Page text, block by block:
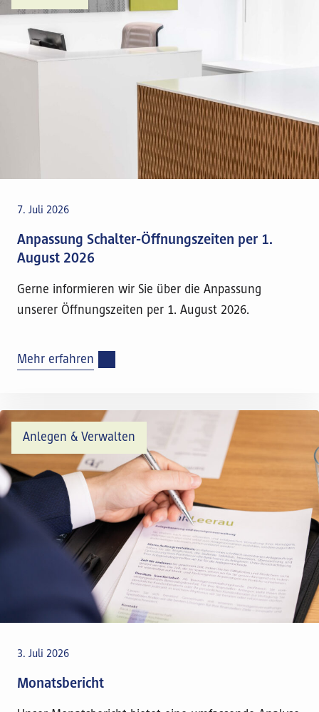
7. Juli 2026
Anpassung Schalter-Öffnungszeiten per 1.
August 2026
Gerne informieren wir Sie über die Anpassung
unserer Öffnungszeiten per 1. August 2026.
Mehr erfahren
Anlegen & Verwalten
3. Juli 2026
Monatsbericht